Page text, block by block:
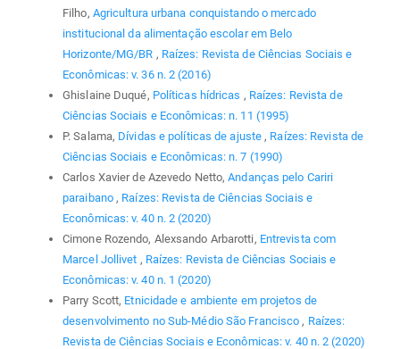
Filho, Agricultura urbana conquistando o mercado
institucional da alimentação escolar em Belo
Horizonte/MG/BR , Raízes: Revista de Ciências Sociais e
Econômicas: v. 36 n. 2 (2016)
Ghislaine Duqué, Políticas hídricas , Raízes: Revista de
Ciências Sociais e Econômicas: n. 11 (1995)
P. Salama, Dívidas e políticas de ajuste , Raízes: Revista de
Ciências Sociais e Econômicas: n. 7 (1990)
Carlos Xavier de Azevedo Netto,Andanças pelo Cariri
paraibano , Raízes: Revista de Ciências Sociais e
Econômicas: v. 40 n. 2 (2020)
Cimone Rozendo, Alexsando Arbarotti, Entrevista com
Marcel Jollivet , Raízes: Revista de Ciências Sociais e
Econômicas: v. 40 n. 1 (2020)
Parry Scott, Etnicidade e ambiente em projetos de
desenvolvimento no Sub-Médio São Francisco , Raízes:
Revista de Ciências Sociais e Econômicas: v. 40 n. 2 (2020)